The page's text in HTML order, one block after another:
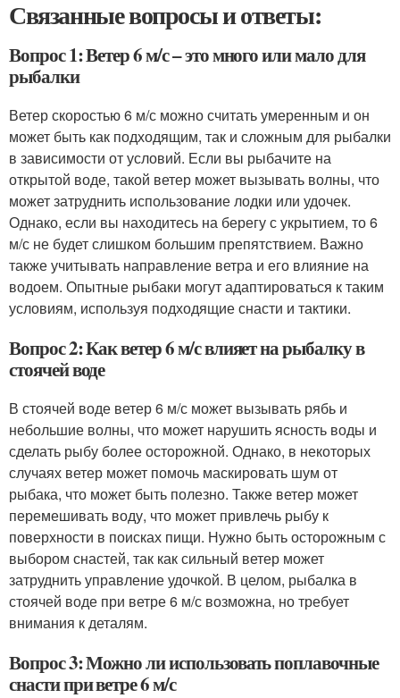
Связанные вопросы и ответы:
Вопрос 1: Ветер 6 м/с – это много или мало для
рыбалки
Ветер скоростью 6 м/с можно считать умеренным и он
может быть как подходящим, так и сложным для рыбалки
в зависимости от условий. Если вы рыбачите на
открытой воде, такой ветер может вызывать волны, что
может затруднить использование лодки или удочек.
Однако, если вы находитесь на берегу с укрытием, то 6
м/с не будет слишком большим препятствием. Важно
также учитывать направление ветра и его влияние на
водоем. Опытные рыбаки могут адаптироваться к таким
условиям, используя подходящие снасти и тактики.
Вопрос 2: Как ветер 6 м/с влияет на рыбалку в
стоячей воде
В стоячей воде ветер 6 м/с может вызывать рябь и
небольшие волны, что может нарушить ясность воды и
сделать рыбу более осторожной. Однако, в некоторых
случаях ветер может помочь маскировать шум от
рыбака, что может быть полезно. Также ветер может
перемешивать воду, что может привлечь рыбу к
поверхности в поисках пищи. Нужно быть осторожным с
выбором снастей, так как сильный ветер может
затруднить управление удочкой. В целом, рыбалка в
стоячей воде при ветре 6 м/с возможна, но требует
внимания к деталям.
Вопрос 3: Можно ли использовать поплавочные
снасти при ветре 6 м/с